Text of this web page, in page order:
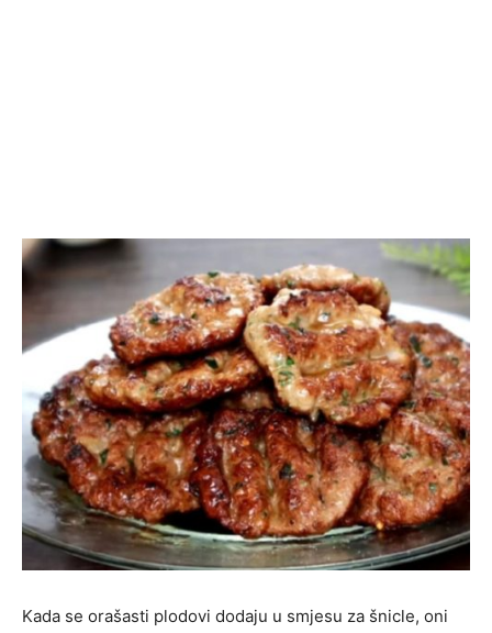
Kada se orašasti plodovi dodaju u smjesu za šnicle, oni